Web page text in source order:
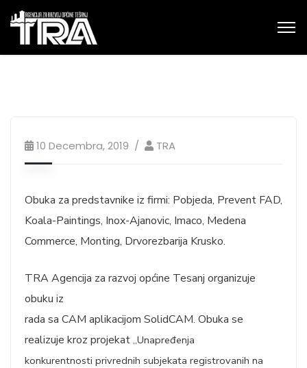
10 Decembra, 2019 TRA
Obuka za predstavnike iz firmi: Pobjeda, Prevent FAD,
Koala-Paintings, Inox-Ajanovic, Imaco, Medena
Commerce, Monting, Drvorezbarija Krusko.
TRA Agencija za razvoj općine Tesanj organizuje
obuku iz
rada sa CAM aplikacijom SolidCAM. Obuka se
realizuje kroz projekat „Unapređenja
konkurentnosti privrednih subjekata registrovanih na